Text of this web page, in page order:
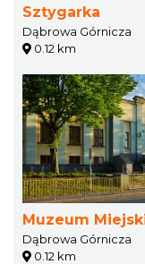
Sztygarka
Dąbrowa Górnicza
0.12 km
Muzeum
Dąbrowa Górnicza
0.12 km